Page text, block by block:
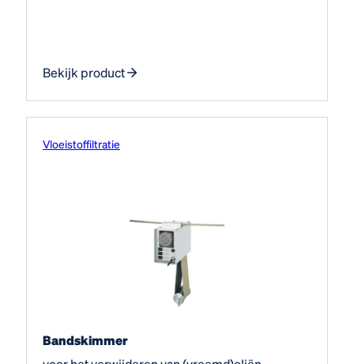
Bekijk product
Vloeistof­filtratie
Bandskimmer